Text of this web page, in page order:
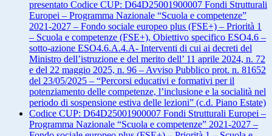
presentato Codice CUP: D64D25001900007 Fondi Strutturali
Europei – Programma Nazionale “Scuola e competenze”
2021-2027 – Fondo sociale europeo plus (FSE+) – Priorità 1
– Scuola e competenze (FSE+), Obiettivo specifico ESO4.6 –
sotto-azione ESO4.6.A.4.A- Interventi di cui ai decreti del
Ministro dell’istruzione e del merito dell’ 11 aprile 2024, n. 72
e del 22 maggio 2025, n. 96 – Avviso Pubblico prot. n. 81652
del 23/05/2025 – “Percorsi educativi e formativi per il
potenziamento delle competenze, l’inclusione e la socialità nel
periodo di sospensione estiva delle lezioni” (c.d. Piano Estate)
Codice CUP: D64D25001900007 Fondi Strutturali Europei –
Programma Nazionale “Scuola e competenze” 2021-2027 –